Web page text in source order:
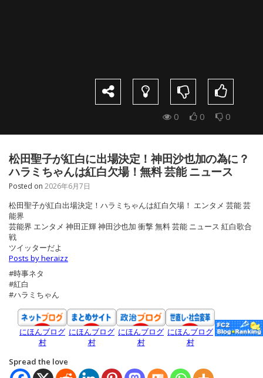
0 0 0
松田聖子が紅白に出場決定！神田沙也加の為に？
ハラミちゃんは紅白欠場！無料 芸能 ニュース
Posted on 2026年6月7日
松田聖子が紅白出場決定！ハラミちゃんは紅白欠場！ エンタメ 芸能 芸
能界
芸能界 エンタメ 神田正輝 神田沙也加 衝撃 無料 芸能 ニュース 紅白歌合
戦
ツイッターだよ
Posts by heraizz
#時事ネタ
#紅白
#ハラミちゃん
にほんブログ
村
にほんブログ
村
にほんブログ
村
にほんブログ
村
Spread the love